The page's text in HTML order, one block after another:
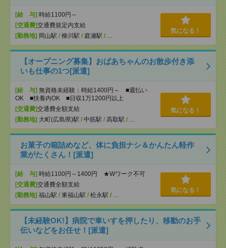
[給 与] 時給1100円～
[交通費]交通費規定内支給
[勤務地] 岡山駅 / 柳川駅 / 庭瀬駅 / …
気になる！
【オープニング募集】おばあちゃんのお散歩付き添
いも仕事の1つ[派遣]
[給 与] 無資格未経験：時給1400円～ ■週払い
OK ■扶養内OK ■日収1万1200円以上
[交通費]交通費全額支給
[勤務地] 大町(広島県)駅 / 中筋駅 / 高取駅 / …
気になる！
お菓子の箱詰めなど、体に負担ナシ＆かんたん軽作
業がたくさん！[派遣]
[給 与] 時給1100円～1400円 ★Wワーク不可
[交通費]交通費全額支給
[勤務地] 福山駅 / 東福山駅 / 松永駅 / …
気になる！
【未経験OK!】病院で車いすを押したり、移動のお手
伝いなどをお任せ！[派遣]